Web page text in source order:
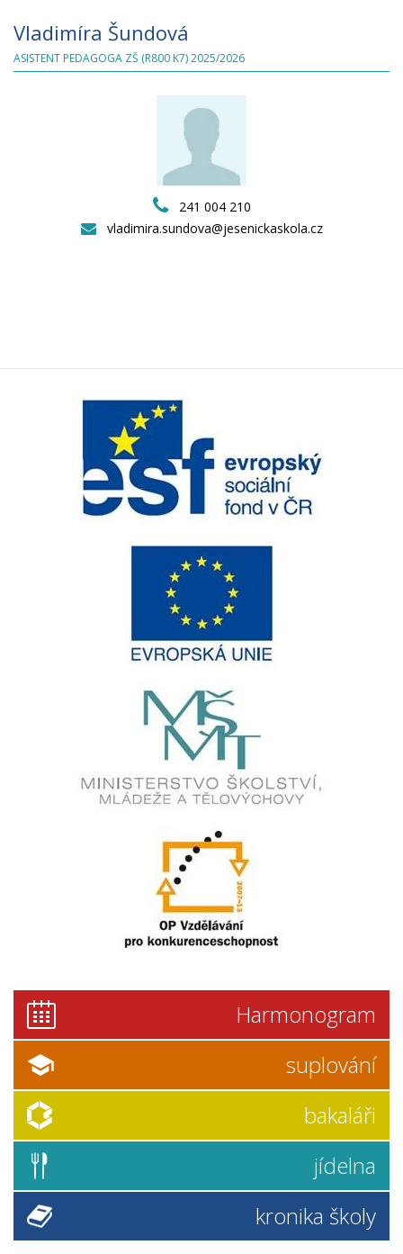
Vladimíra Šundová
ASISTENT PEDAGOGA ZŠ (R800 K7) 2025/2026
241 004 210
vladimira.sundova@jesenickaskola.cz
Harmonogram
suplování
bakaláři
jídelna
kronika školy